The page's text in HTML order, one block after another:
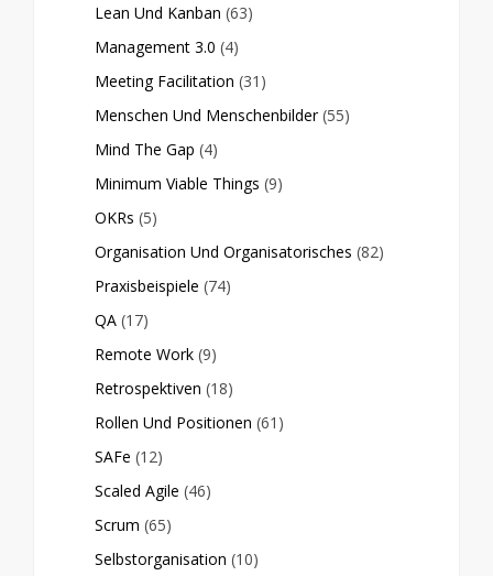
Lean Und Kanban (63)
Management 3.0 (4)
Meeting Facilitation (31)
Menschen Und Menschenbilder (55)
Mind The Gap (4)
Minimum Viable Things (9)
OKRs (5)
Organisation Und Organisatorisches (82)
Praxisbeispiele (74)
QA (17)
Remote Work (9)
Retrospektiven (18)
Rollen Und Positionen (61)
SAFe (12)
Scaled Agile (46)
Scrum (65)
Selbstorganisation (10)